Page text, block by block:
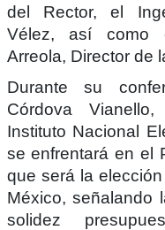
del Rector, el
Vélez, así como
Arreola, Director de
Durante su
Córdova
Instituto Nacional
se enfrentará en el
que será la
México, señalando
solidez